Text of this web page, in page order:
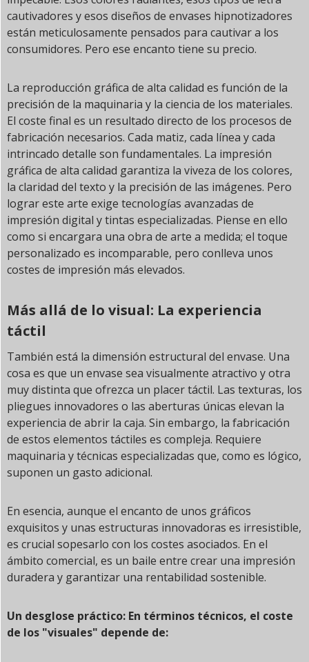
cautivadores y esos diseños de envases hipnotizadores
están meticulosamente pensados para cautivar a los
consumidores. Pero ese encanto tiene su precio.
La reproducción gráfica de alta calidad es función de la
precisión de la maquinaria y la ciencia de los materiales.
El coste final es un resultado directo de los procesos de
fabricación necesarios. Cada matiz, cada línea y cada
intrincado detalle son fundamentales. La impresión
gráfica de alta calidad garantiza la viveza de los colores,
la claridad del texto y la precisión de las imágenes. Pero
lograr este arte exige tecnologías avanzadas de
impresión digital y tintas especializadas. Piense en ello
como si encargara una obra de arte a medida; el toque
personalizado es incomparable, pero conlleva unos
costes de impresión más elevados.
Más allá de lo visual: La experiencia
táctil
También está la dimensión estructural del envase. Una
cosa es que un envase sea visualmente atractivo y otra
muy distinta que ofrezca un placer táctil. Las texturas, los
pliegues innovadores o las aberturas únicas elevan la
experiencia de abrir la caja. Sin embargo, la fabricación
de estos elementos táctiles es compleja. Requiere
maquinaria y técnicas especializadas que, como es lógico,
suponen un gasto adicional.
En esencia, aunque el encanto de unos gráficos
exquisitos y unas estructuras innovadoras es irresistible,
es crucial sopesarlo con los costes asociados. En el
ámbito comercial, es un baile entre crear una impresión
duradera y garantizar una rentabilidad sostenible.
Un desglose práctico: En términos técnicos, el coste
de los "visuales" depende de: